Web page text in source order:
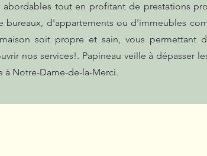
tout en profitant de prestations
bureaux, d'appartements ou d'immeubles
soit propre et sain, vous permettant
nos services!. Papineau veille à dépasser
Notre-Dame-de-la-Merci.